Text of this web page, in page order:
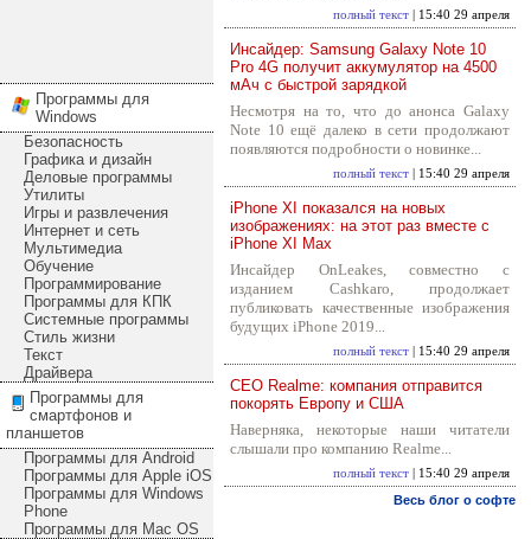
Программы для
Windows
Безопасность
Графика и дизайн
Деловые программы
Утилиты
Игры и развлечения
Интернет и сеть
Мультимедиа
Обучение
Программирование
Программы для КПК
Системные программы
Стиль жизни
Текст
Драйвера
Программы для
смартфонов и
планшетов
Программы для Android
Программы для Apple iOS
Программы для Windows
Phone
Программы для Mac OS
полный текст | 15:40 29 апреля
Инсайдер: Samsung Galaxy Note 10
Pro 4G получит аккумулятор на 4500
мАч с быстрой зарядкой
Несмотря на то, что до анонса Galaxy
Note 10 ещё далеко в сети продолжают
появляются подробности о новинке...
полный текст | 15:40 29 апреля
iPhone XI показался на новых
изображениях: на этот раз вместе с
iPhone XI Max
Инсайдер OnLeakes, совместно с
изданием Cashkaro, продолжает
публиковать качественные изображения
будущих iPhone 2019...
полный текст | 15:40 29 апреля
CEO Realme: компания отправится
покорять Европу и США
Наверняка, некоторые наши читатели
слышали про компанию Realme...
полный текст | 15:40 29 апреля
Весь блог о софте